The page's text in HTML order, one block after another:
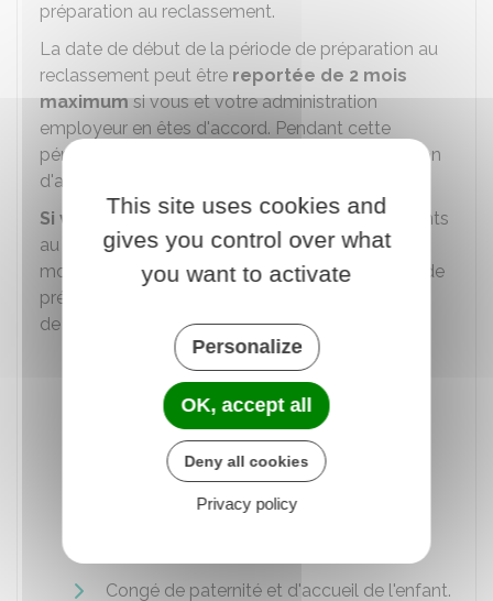
préparation au reclassement.
La date de début de la période de préparation au
reclassement peut être reportée de 2 mois
maximumsi vous et votre administration
employeur en êtes d'accord. Pendant cette
période de report, vous êtes maintenu en position
d'activité.
Si vous bénéficiez de l'un des congéssuivants
au moment où le conseil médical est saisi ou au
moment de la réception de son avis, la période de
préparation au reclassement commence à partir
de votre reprise de fonctions :
Congés de maladie, de longue maladie
(CLM) ou de longue durée (CLD)
Congé pour invalidité temporaire
imputable au service (Citis)
Congé de maternité ou d'adoption
Congé de paternité et d'accueil de l'enfant.
This site uses cookies and
gives you control over what
you want to activate
Personalize
OK, accept all
Deny all cookies
Privacy policy